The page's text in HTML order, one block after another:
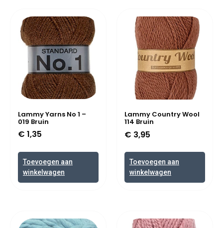
Lammy Yarns No 1 –
019 Bruin
€ 1,35
Toevoegen aan
winkelwagen
Lammy Country Wool
114 Bruin
€ 3,95
Toevoegen aan
winkelwagen